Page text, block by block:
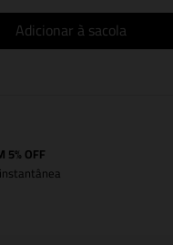
Adicionar à sacola
5% OFF